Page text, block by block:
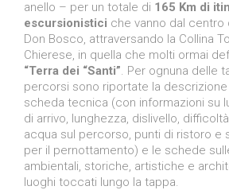
anello – per un totale di 165 Km di
escursionistici che vanno dal centro
Don Bosco, attraversando la Collina
Chierese, in quella che molti ormai
“Terra dei “Santi”. Per ognuna delle
percorsi sono riportate la descrizione
scheda tecnica (con informazioni su
di arrivo, lunghezza, dislivello,
acqua sul percorso, punti di ristoro e
per il pernottamento) e le schede
ambientali, storiche, artistiche e
luoghi toccati lungo la tappa.